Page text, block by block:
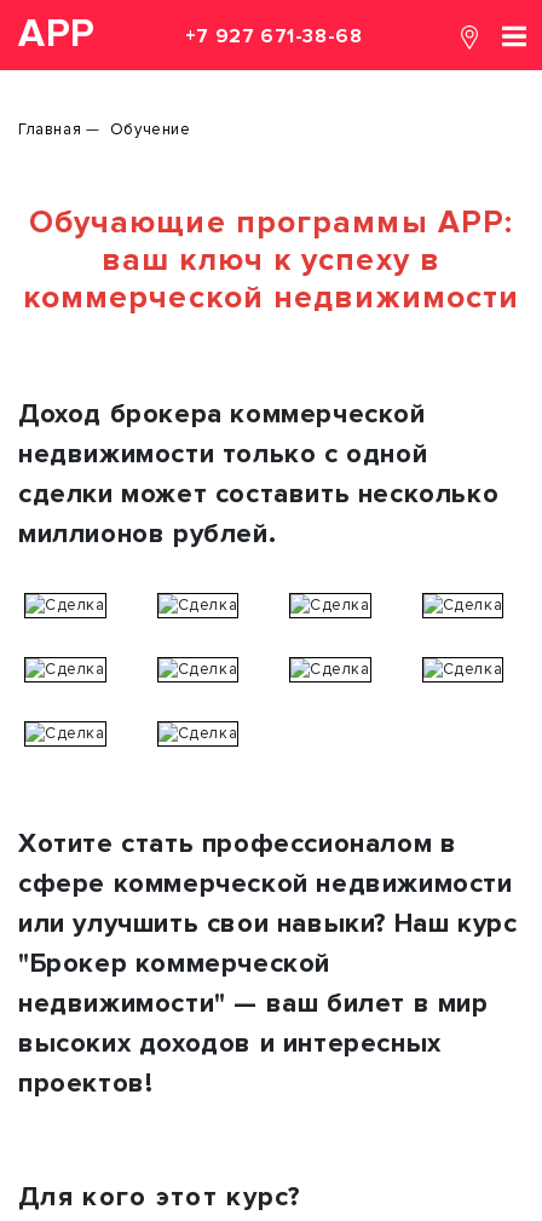
АРР +7 927 671-38-68
Главная Обучение
Обучающие программы АРР:
ваш ключ к успеху в
коммерческой недвижимости
Доход брокера коммерческой
недвижимости только с одной
сделки может составить несколько
миллионов рублей.
Хотите стать профессионалом в
сфере коммерческой недвижимости
или улучшить свои навыки? Наш курс
"Брокер коммерческой
недвижимости" — ваш билет в мир
высоких доходов и интересных
проектов!
Для кого этот курс?